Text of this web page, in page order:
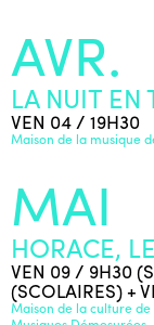
AVR.
LA NUIT EN
VEN 04 / 19H30
Maison de la musique
MAI
HORACE,
VEN 09 / 9H30
(SCOLAIRES) +
Maison de la culture